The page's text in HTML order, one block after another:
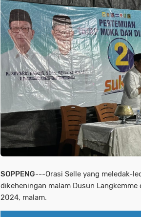
SOPPENG---Orasi Selle yang meledak-
dikeheningan malam Dusun Langkemme
2024, malam.